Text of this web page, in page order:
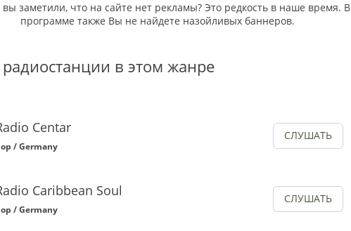
вы заметили, что на сайте нет рекламы? Это редкость в наше время. В
программе также Вы не найдете назойливых баннеров.
в этом жанре
Centar
/ Germany
СЛУШАТЬ
Caribbean Soul
/ Germany
СЛУШАТЬ